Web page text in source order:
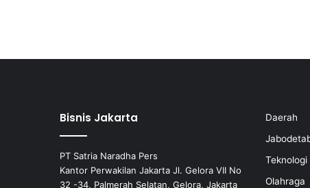
Bisnis Jakarta
PT Satria Naradha Pers
Kantor Perwakilan Jakarta Jl. Gelora VII No
32 -34, Palmerah Selatan, Gelora, Jakarta
Daerah
Teknologi
Olahraga